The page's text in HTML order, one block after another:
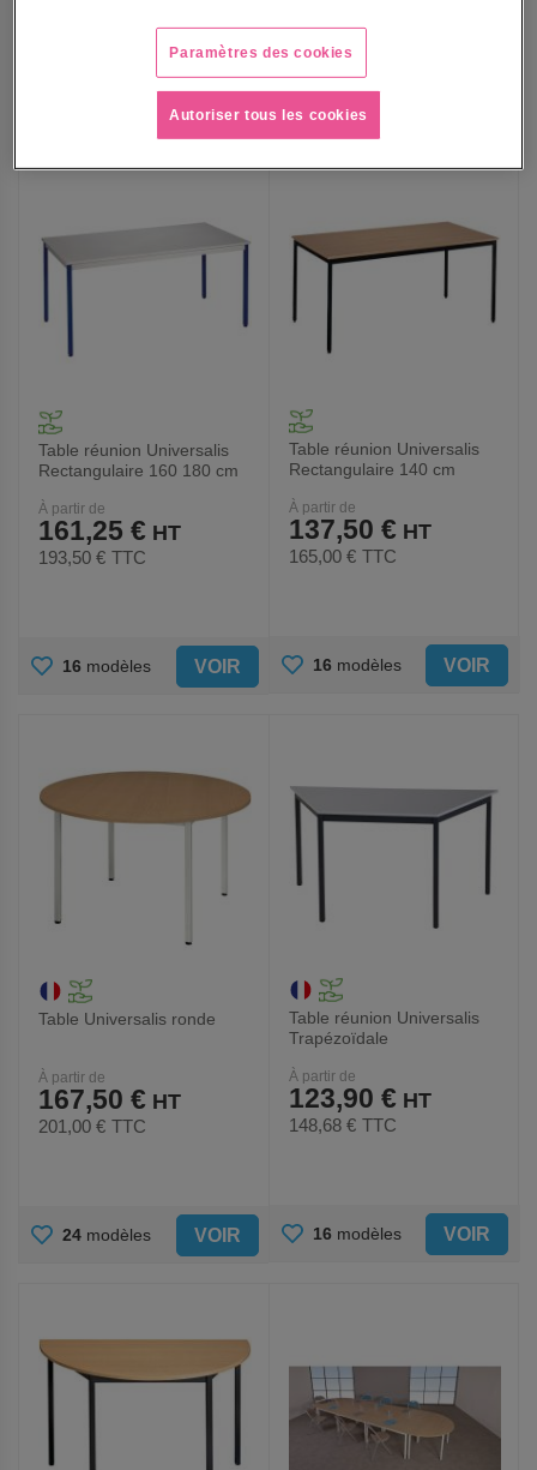
VOIR AJOUTER
AUX
16modèles
Table réunion Universalis
Rectangulaire 160 180 cm
À partir de
161,25 €
193,50 € TTC
AJOUTER
16 modèles VOIR
Table réunion Universalis
Rectangulaire 140 cm
À partir de
137,50 €
165,00 € TTC
AJOUTER
16 modèles VOIR
Table Universalis ronde
À partir de
167,50 €
201,00 € TTC
AJOUTER
24 modèles VOIR
Table réunion Universalis
Trapézoïdale
À partir de
123,90 €
148,68 € TTC
AJOUTER
16 modèles VOIR
Paramètres des cookies
Autoriser tous les cookies